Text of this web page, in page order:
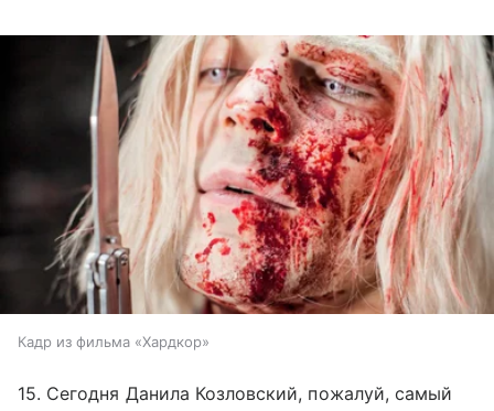
Кадр из фильма «Хардкор»
15. Сегодня Данила Козловский, пожалуй, самый